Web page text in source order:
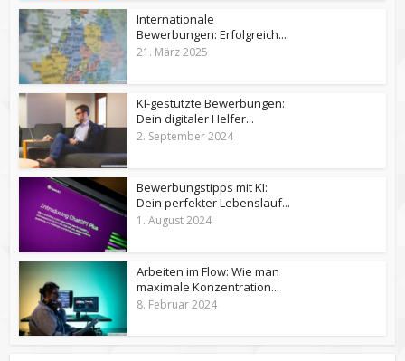
Internationale
Bewerbungen: Erfolgreich...
21. März 2025
KI-gestützte Bewerbungen:
Dein digitaler Helfer...
2. September 2024
Bewerbungstipps mit KI:
Dein perfekter Lebenslauf...
1. August 2024
Arbeiten im Flow: Wie man
maximale Konzentration...
8. Februar 2024